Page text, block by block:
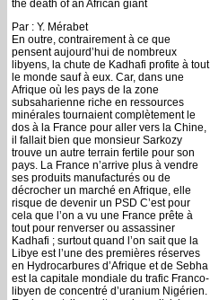
the death of an African giant
Par : Y. Mérabet
En outre, contrairement à ce que
pensent aujourd’hui de nombreux
libyens, la chute de Kadhafi profite à tout
le monde sauf à eux. Car, dans une
Afrique où les pays de la zone
subsaharienne riche en ressources
minérales tournaient complètement le
dos à la France pour aller vers la Chine,
il fallait bien que monsieur Sarkozy
trouve un autre terrain fertile pour son
pays. La France n’arrive plus à vendre
ses produits manufacturés ou de
décrocher un marché en Afrique, elle
risque de devenir un PSD C’est pour
cela que l’on a vu une France prête à
tout pour renverser ou assassiner
Kadhafi ; surtout quand l’on sait que la
Libye est l’une des premières réserves
en Hydrocarbures d’Afrique et de Sebha
est la capitale mondiale du trafic Franco-
libyen de concentré d’uranium Nigérien.